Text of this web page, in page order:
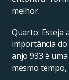
melhor.
Quarto: Esteja
importância do
anjo 933 é uma
mesmo tempo,